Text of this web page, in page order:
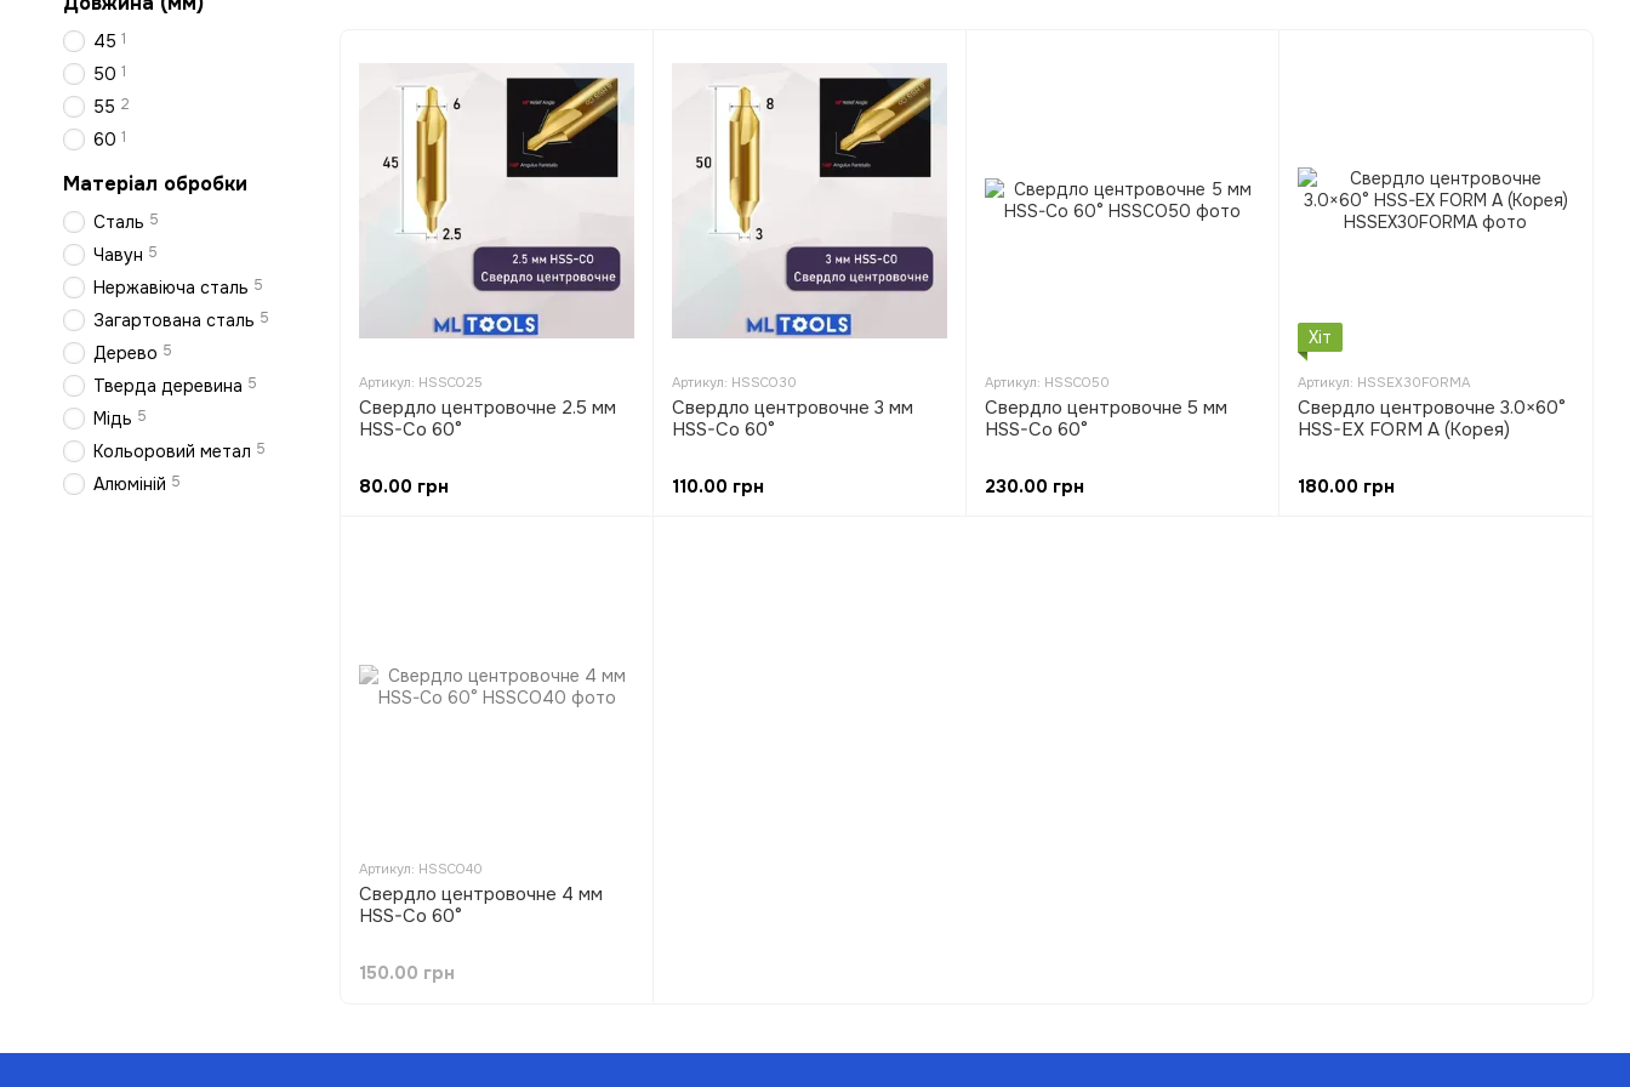
Артикул: HSSCO25
Свердло центровочне 2.5 мм
HSS-Co 60°
80.00 грн
Артикул: HSSCO30
Свердло центровочне 3 мм
HSS-Co 60°
110.00 грн
Артикул: HSSCO50
Свердло центровочне 5 мм
HSS-Co 60°
230.00 грн
Хіт
Артикул: HSSEX30FORMA
Свердло центровочне 3.0×60°
HSS-EX FORM A (Корея)
180.00 грн
Артикул: HSSCO40
Свердло центровочне 4 мм
HSS-Co 60°
150.00 грн
45 1
50 1
55 2
60 1
Матеріал обробки
Сталь 5
Чавун 5
Нержавіюча сталь 5
Загартована сталь 5
Дерево 5
Тверда деревина 5
Мідь 5
Кольоровий метал 5
Алюміній 5